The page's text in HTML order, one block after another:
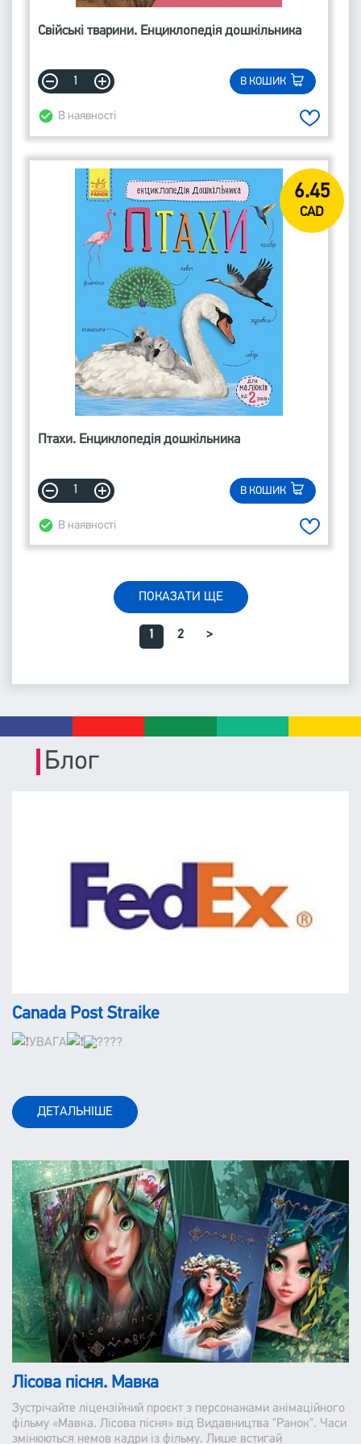
Свійські тварини. Енциклопедія дошкільника
В КОШИК
В наявності
6.45
CAD
Птахи. Енциклопедія дошкільника
В КОШИК
В наявності
ПОКАЗАТИ ЩЕ
1 2 >
Блог
Canada Post Straike
УВАГА
ДЕТАЛЬНІШЕ
Лісова пісня. Мавка
Зустрічайте ліцензійний проєкт з персонажами анімаційного
фільму «Мавка. Лісова пісня» від Видавництва "Ранок". Часи
змінюються немов кадри із фільму. Лише встигай